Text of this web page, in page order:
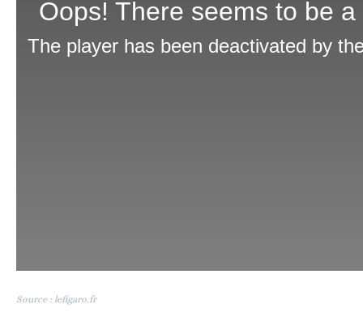
Source : lefigaro.fr